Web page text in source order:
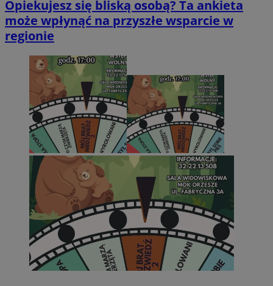
Opiekujesz się bliską osobą? Ta ankieta
może wpłynąć na przyszłe wsparcie w
regionie